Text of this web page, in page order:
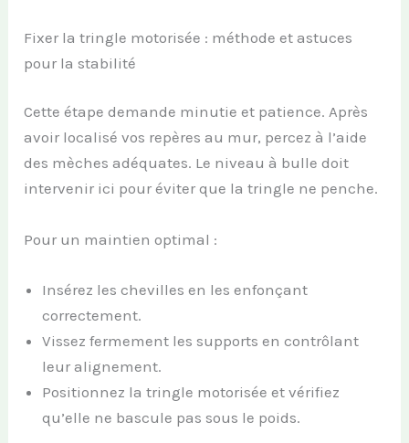
Fixer la tringle motorisée : méthode et astuces
pour la stabilité
Cette étape demande minutie et patience. Après
avoir localisé vos repères au mur, percez à l’aide
des mèches adéquates. Le niveau à bulle doit
intervenir ici pour éviter que la tringle ne penche.
Pour un maintien optimal :
Insérez les chevilles en les enfonçant
correctement.
Vissez fermement les supports en contrôlant
leur alignement.
Positionnez la tringle motorisée et vérifiez
qu’elle ne bascule pas sous le poids.